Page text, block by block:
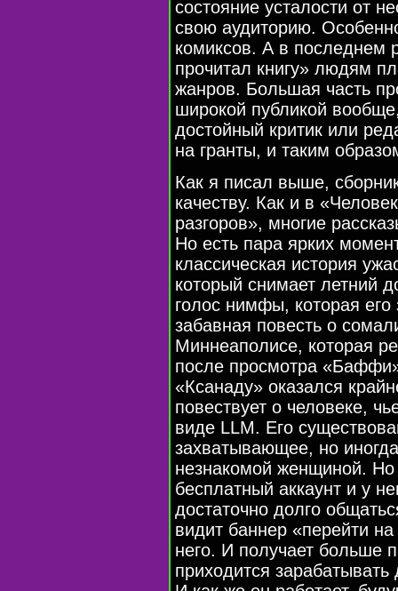
состояние усталости от
свою аудиторию.
комиксов. А в последнем
прочитал книгу» людям
жанров. Большая часть
широкой публикой
достойный критик или
на гранты, и таким
Как я писал выше,
качеству. Как и в
разгоров», многие
Но есть пара ярких
классическая история
который снимает летний
голос нимфы, которая
забавная повесть о
Миннеаполисе, которая
после просмотра
«Ксанаду» оказался
повествует о человеке,
виде LLM. Его
захватывающее, но
незнакомой женщиной. Но
бесплатный аккаунт и у
достаточно долго
видит баннер «перейти
него. И получает больше
приходится зарабатывать